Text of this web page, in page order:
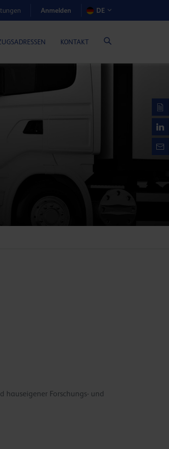
Anmelden DE
KONTAKT
hauseigener Forschungs- und